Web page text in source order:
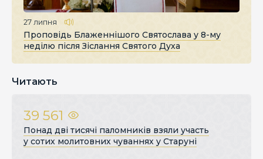
27 липня
Проповідь Блаженнішого Святослава у 8-му
неділю після Зіслання Святого Духа
Читають
39 561
Понад дві тисячі паломників взяли участь
у сотих молитовних чуваннях у Старуні